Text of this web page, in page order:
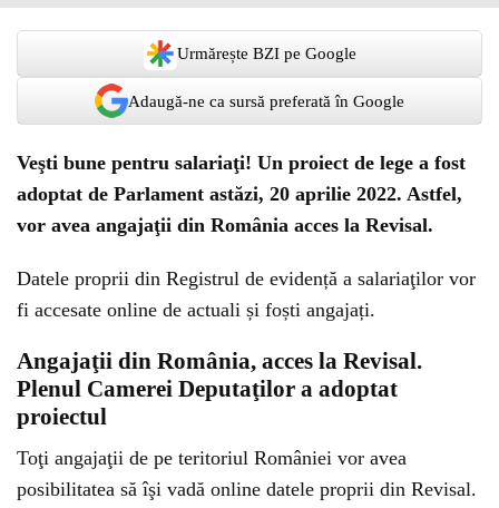
Urmărește BZI pe Google
Adaugă-ne ca sursă preferată în Google
Veşti bune pentru salariaţi! Un proiect de lege a fost
adoptat de Parlament astăzi, 20 aprilie 2022. Astfel,
vor avea angajaţii din România acces la Revisal.
Datele proprii din Registrul de evidență a salariaţilor vor
fi accesate online de actuali și foști angajați.
Angajaţii din România, acces la Revisal.
Plenul Camerei Deputaţilor a adoptat
proiectul
Toţi angajaţii de pe teritoriul României vor avea
posibilitatea să îşi vadă online datele proprii din Revisal.